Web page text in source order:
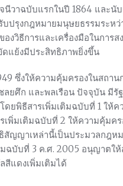
นีวาฉบับแรกในปี 1864 และนั
ปรุงกฎหมายมนุษยธรรมระห
วิธีการและเครื่องมือในการส
แย้งมีประสิทธิภาพยิ่งขึ้น
ซึ่งให้ความคุ้มครองในสถา
ลยศึก และพลเรือน ปัจจุบัน มีรั
ยพิธีสารเพิ่มเติมฉบับที่ 1 ให้
เพิ่มเติมฉบับที่ 2 ให้ความคุ้มค
สัญญาเหล่านี้เป็นประมวลกฎห
ฉบับที่ 3 ค.ศ. 2005 อนุญาตให้
แดงเพิ่มเติมได้